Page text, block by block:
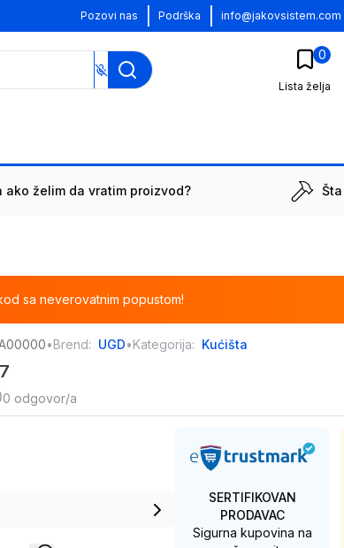
Pozovi nas Podrška info@jakovsistem.com
0
Lista želja
ako želim da vratim proizvod?
sa neverovatnim popustom!
•Brend: UGD•Kategorija: Kućišta
0 odgovor/a
SERTIFIKOVAN
PRODAVAC
Sigurna kupovina na